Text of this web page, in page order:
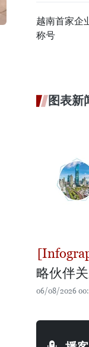
越南首家企
称号
图表新
略伙伴
06/08/2026